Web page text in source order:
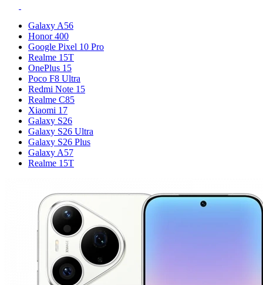
Galaxy A56
Honor 400
Google Pixel 10 Pro
Realme 15T
OnePlus 15
Poco F8 Ultra
Redmi Note 15
Realme C85
Xiaomi 17
Galaxy S26
Galaxy S26 Ultra
Galaxy S26 Plus
Galaxy A57
Realme 15T